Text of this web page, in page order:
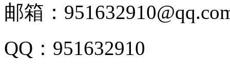
邮箱：
QQ：951632910